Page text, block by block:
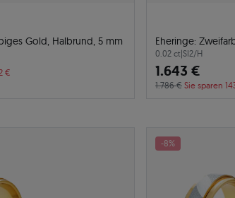
Gold, Halbrund, 5 mm
€
Eheringe:
0.02 ct|SI2/H
1.643 €
1.786 € Sie sparen
-8%